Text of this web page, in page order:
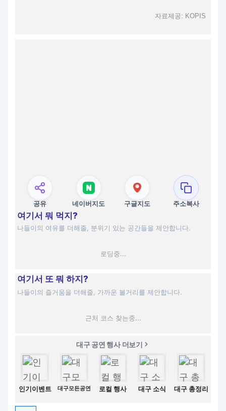
자료제공: KOPIS
공유 네이버지도 구글지도 주소복사
여기서 뭐 먹지?
나들이의 여유를 더해줄, 분위기 있는 공간들을 제안합니다.
로딩중...
여기서 또 뭐 하지?
나들이의 즐거움을 더해줄, 가까운 볼거리를 제안합니다.
근처 코스 찾는중...
대구 공연 행사 더보기
인기이벤트 대구모든공연 로컬 행사 대구 소식 대구 총정리